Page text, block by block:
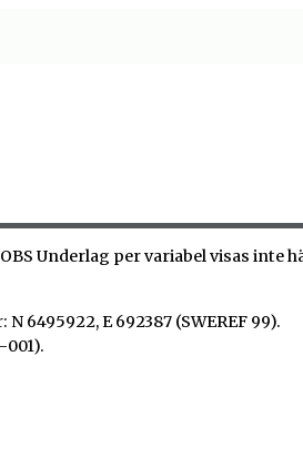
Underlag per variabel visas inte
E 692387 (SWEREF 99).